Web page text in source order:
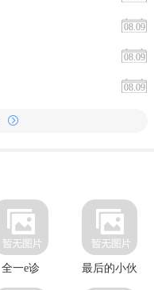
08.09
08.09
08.09
全一e诊 最后的小伙